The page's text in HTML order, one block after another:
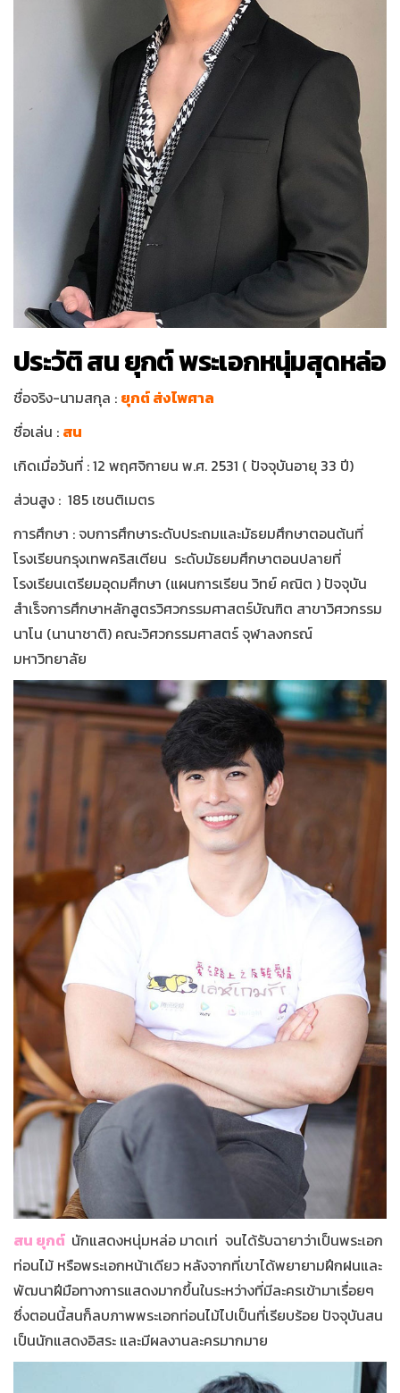
ประวัติ สน ยุกต์ พระเอกหนุ่มสุดหล่อ
ชื่อจริง-นามสกุล : ยุกต์ ส่งไพศาล
ชื่อเล่น : สน
เกิดเมื่อวันที่ : 12 พฤศจิกายน พ.ศ. 2531 ( ปัจจุบันอายุ 33 ปี)
ส่วนสูง : 185 เซนติเมตร
การศึกษา : จบการศึกษาระดับประถมและมัธยมศึกษาตอนต้นที่
โรงเรียนกรุงเทพคริสเตียน ระดับมัธยมศึกษาตอนปลายที่
โรงเรียนเตรียมอุดมศึกษา (แผนการเรียน วิทย์ คณิต ) ปัจจุบัน
สำเร็จการศึกษาหลักสูตรวิศวกรรมศาสตร์บัณฑิต สาขาวิศวกรรม
นาโน (นานาชาติ) คณะวิศวกรรมศาสตร์ จุฬาลงกรณ์
มหาวิทยาลัย
สน ยุกต์ นักแสดงหนุ่มหล่อ มาดเท่ จนได้รับฉายาว่าเป็นพระเอก
ท่อนไม้ หรือพระเอกหน้าเดียว หลังจากที่เขาได้พยายามฝึกฝนและ
พัฒนาฝีมือทางการแสดงมากขึ้นในระหว่างที่มีละครเข้ามาเรื่อยๆ
ซึ่งตอนนี้สนก็ลบภาพพระเอกท่อนไม้ไปเป็นที่เรียบร้อย ปัจจุบันสน
เป็นนักแสดงอิสระ และมีผลงานละครมากมาย